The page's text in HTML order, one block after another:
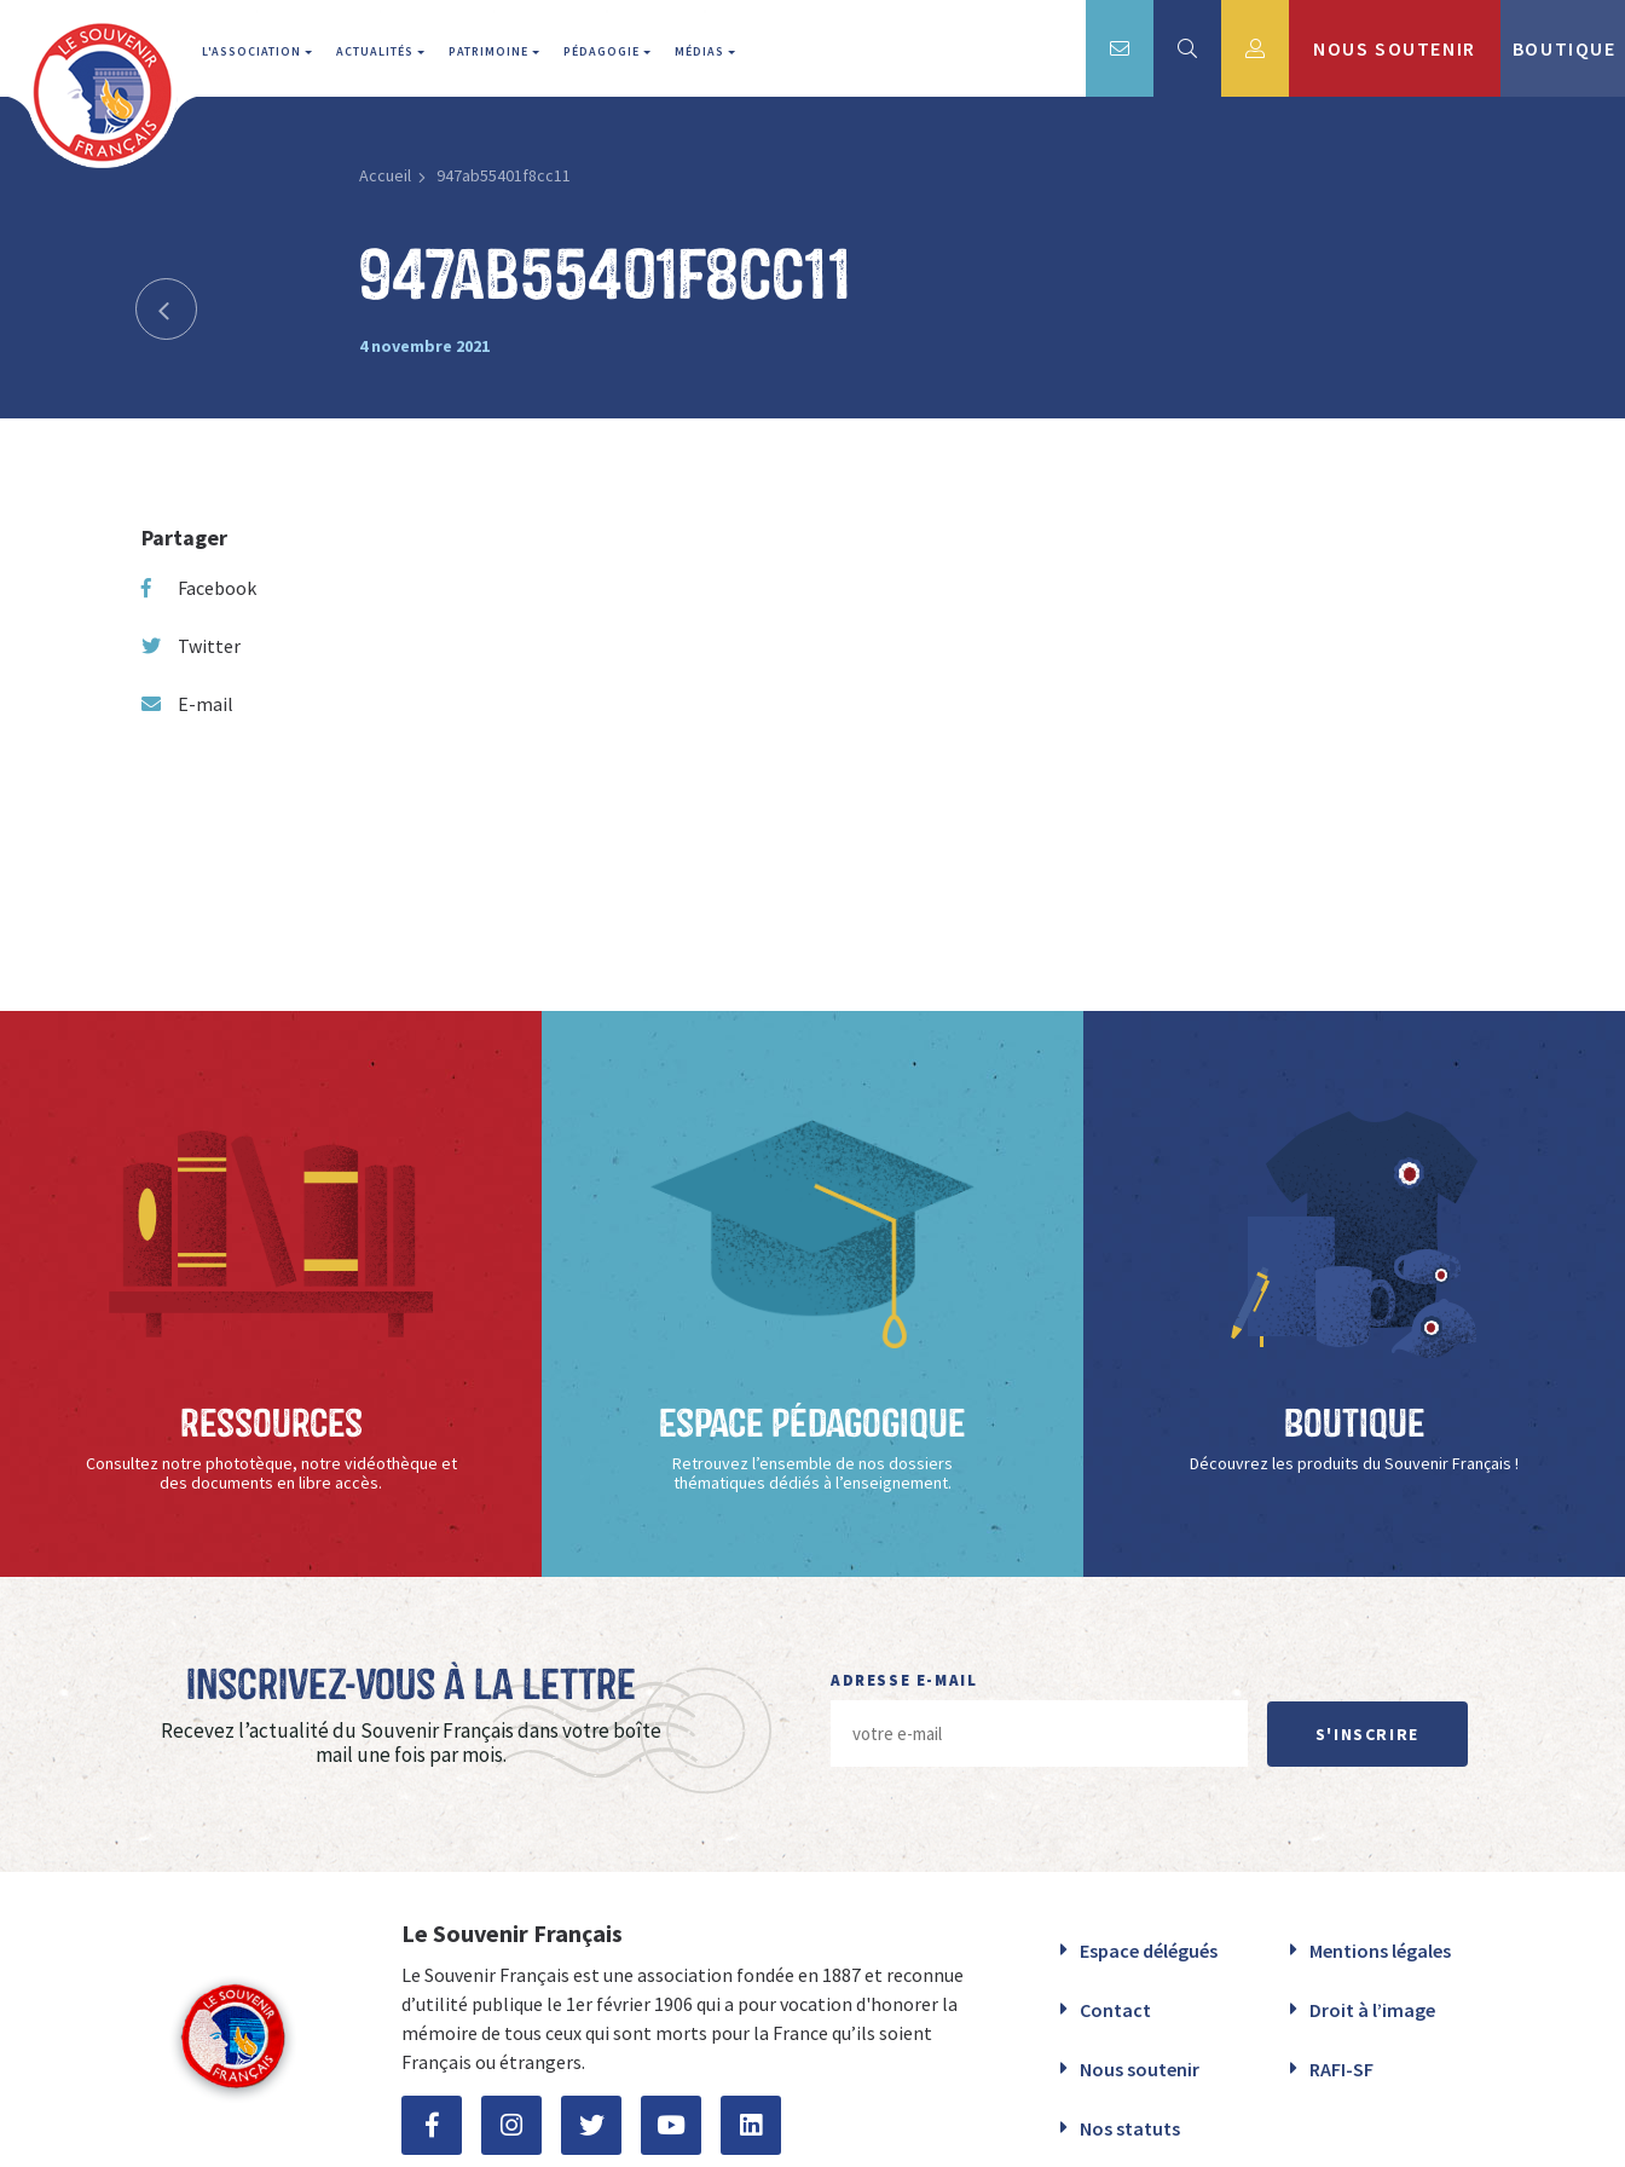
L'ASSOCIATION ACTUALITÉS PATRIMOINE PÉDAGOGIE MÉDIAS NOUS SOUTENIR BOUTIQUE
Accueil 947ab55401f8cc11
947ab55401f8cc11
4 novembre 2021
Partager
Facebook
Twitter
E-mail
Ressources
Consultez notre phototèque, notre vidéothèque et
des documents en libre accès.
Espace Pédagogique
Retrouvez l’ensemble de nos dossiers
thématiques dédiés à l’enseignement.
Boutique
Découvrez les produits du Souvenir Français !
Inscrivez-vous à La Lettre
Recevez l’actualité du Souvenir Français dans votre boîte
mail une fois par mois.
ADRESSE E-MAIL
S'INSCRIRE
Le Souvenir Français
Le Souvenir Français est une association fondée en 1887 et reconnue
d’utilité publique le 1er février 1906 qui a pour vocation d'honorer la
mémoire de tous ceux qui sont morts pour la France qu’ils soient
Français ou étrangers.
Espace délégués Mentions légales
Contact Droit à l’image
Nous soutenir RAFI-SF
Nos statuts